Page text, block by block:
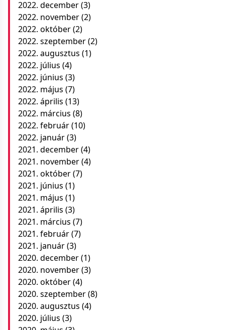
2022. december(3)
2022. november(2)
2022. október(2)
2022. szeptember(2)
2022. augusztus (1)
2022. július (4)
2022. június (3)
2022. május (7)
2022. április (13)
2022. március (8)
2022. február(10)
2022. január(3)
2021. december(4)
2021. november(4)
2021. október(7)
2021. június (1)
2021. május (1)
2021. április (3)
2021. március (7)
2021. február(7)
2021. január(3)
2020. december(1)
2020. november(3)
2020. október(4)
2020. szeptember(8)
2020. augusztus (4)
2020. július (3)